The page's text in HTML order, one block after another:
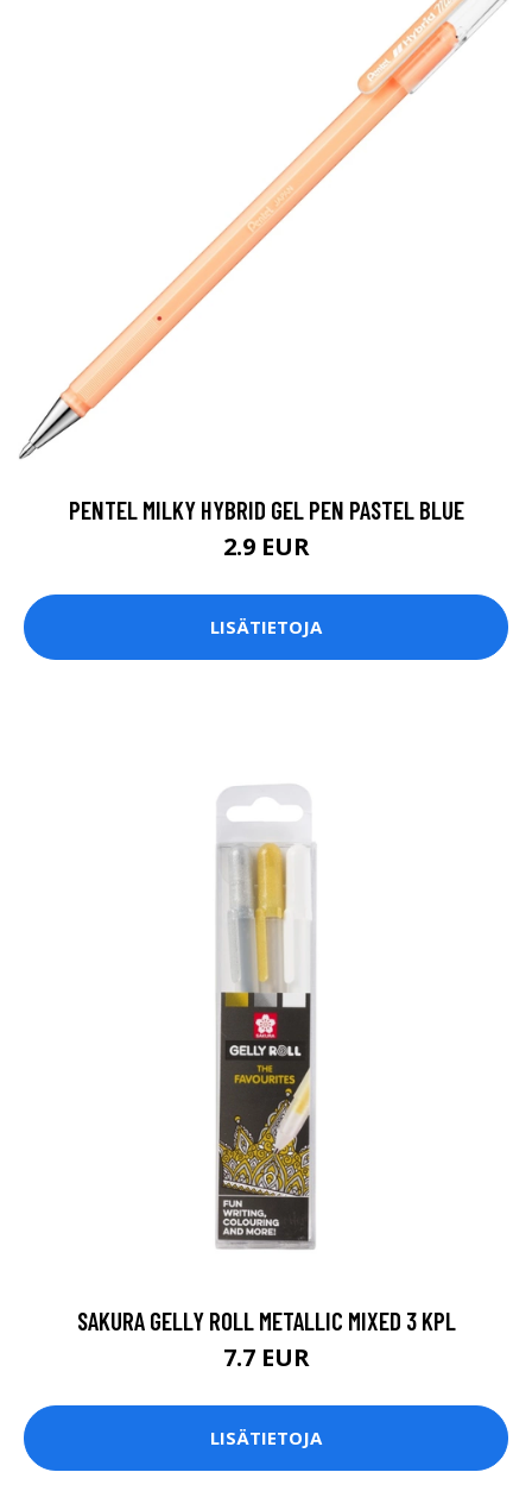
PENTEL MILKY HYBRID GEL PEN PASTEL BLUE
2.9 EUR
LISÄTIETOJA
SAKURA GELLY ROLL METALLIC MIXED 3 KPL
7.7 EUR
LISÄTIETOJA